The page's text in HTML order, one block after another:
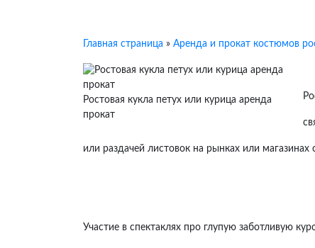
Главная страница » Аренда и прокат костюмов
Ростовая кукла петух или курица аренда
прокат
или раздачей листовок на рынках или
Участие в спектаклях про глупую заботливую